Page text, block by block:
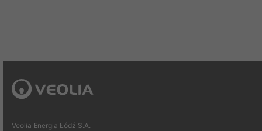
Veolia Energia Łódź S.A.